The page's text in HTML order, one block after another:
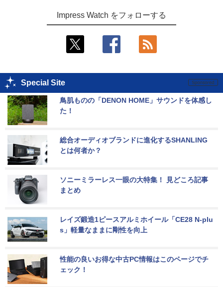
Impress Watch をフォローする
Special Site
鳥肌ものの「DENON HOME」サウンドを体感し
た！
総合オーディオブランドに進化するSHANLING
とは何者か？
ソニーミラーレス一眼の大特集！ 見どころ記事
まとめ
レイズ鍛造1ピースアルミホイール「CE28 N-plu
s」軽量なままに剛性を向上
性能の良いお得な中古PC情報はこのページでチ
ェック！